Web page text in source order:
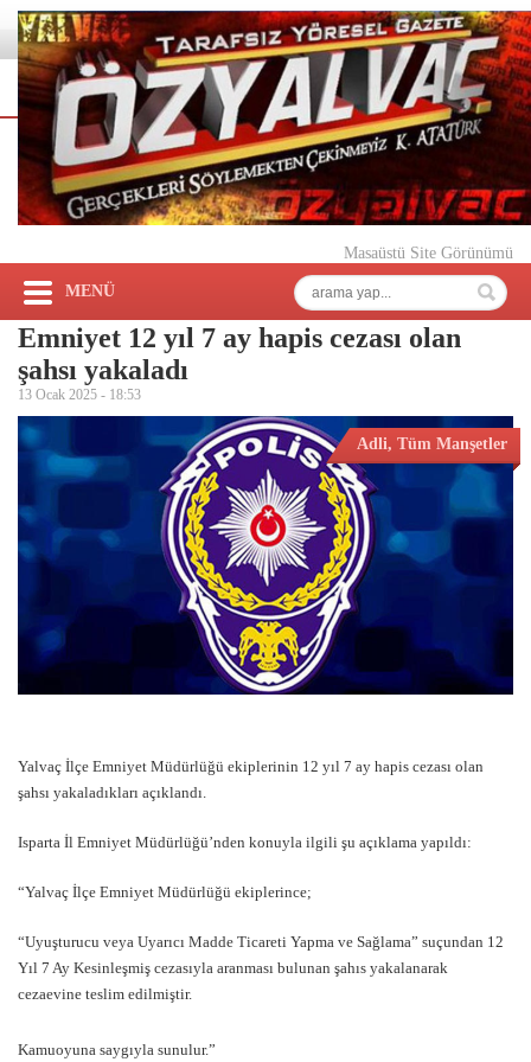
Masaüstü Site Görünümü
MENÜ
Emniyet 12 yıl 7 ay hapis cezası olan
şahsı yakaladı
13 Ocak 2025 - 18:53
Adli, Tüm Manşetler
Yalvaç İlçe Emniyet Müdürlüğü ekiplerinin 12 yıl 7 ay hapis cezası olan
şahsı yakaladıkları açıklandı.
Isparta İl Emniyet Müdürlüğü’nden konuyla ilgili şu açıklama yapıldı:
“Yalvaç İlçe Emniyet Müdürlüğü ekiplerince;
“Uyuşturucu veya Uyarıcı Madde Ticareti Yapma ve Sağlama” suçundan 12
Yıl 7 Ay Kesinleşmiş cezasıyla aranması bulunan şahıs yakalanarak
cezaevine teslim edilmiştir.
Kamuoyuna saygıyla sunulur.”